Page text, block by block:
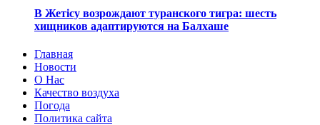
В Жетісу возрождают туранского тигра: шесть
хищников адаптируются на Балхаше
Главная
Новости
О Нас
Качество воздуха
Погода
Политика сайта